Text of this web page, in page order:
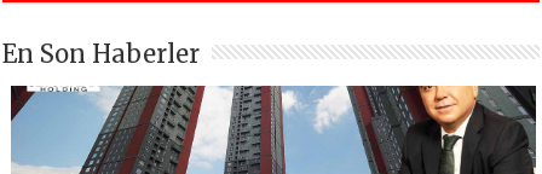
En Son Haberler